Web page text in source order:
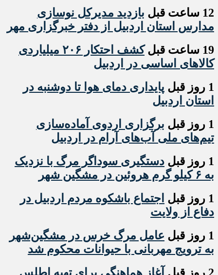
12 ساعت قبل
بازدید مدیرکل نوسازی
مدارس استان اردبیل از دفتر خبرگزاری مهر
19 ساعت قبل
کشف احتکار ۲۰۶ میلیاردی
کالاهای اساسی در اردبیل
1 روز قبل
پایداری دمای هوا تا دوشنبه در
استان اردبیل
1 روز قبل
برگزاری اردوی آماده‌سازی
تیم‌های ملی آب‌های آرام در اردبیل
1 روز قبل
دستگیری سوداگر مرگ با نزدیک
به ۶ کیلو گرم هروئین در مشگین شهر
1 روز قبل
اجتماع باشکوه مردم اردبیل در
دفاع از ولایت
1 روز قبل
عامل مرگ خرس در مشگین‌شهر
به ترویج مهربانی با حیوانات محکوم شد
2 روز قبل
آغاز هماهنگی برای تهیه اطلس